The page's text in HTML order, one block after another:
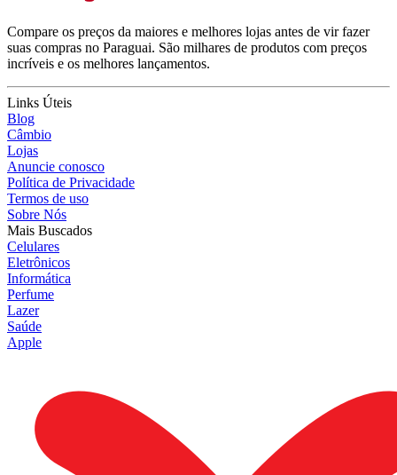
Compare os preços da maiores e melhores lojas antes de vir fazer
suas compras no Paraguai. São milhares de produtos com preços
incríveis e os melhores lançamentos.
Links Úteis
Blog
Câmbio
Lojas
Anuncie conosco
Política de Privacidade
Termos de uso
Sobre Nós
Mais Buscados
Celulares
Eletrônicos
Informática
Perfume
Lazer
Saúde
Apple